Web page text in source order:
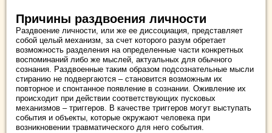
Причины раздвоения личности
Раздвоение личности, или же ее диссоциация, представляет
собой целый механизм, за счет которого разум обретает
возможность разделения на определенные части конкретных
воспоминаний либо же мыслей, актуальных для обычного
сознания. Раздвоенные таким образом подсознательные мысли
стиранию не подвергаются – становится возможным их
повторное и спонтанное появление в сознании. Оживление их
происходит при действии соответствующих пусковых
механизмов – триггеров. В качестве триггеров могут выступать
события и объекты, которые окружают человека при
возникновении травматического для него события.